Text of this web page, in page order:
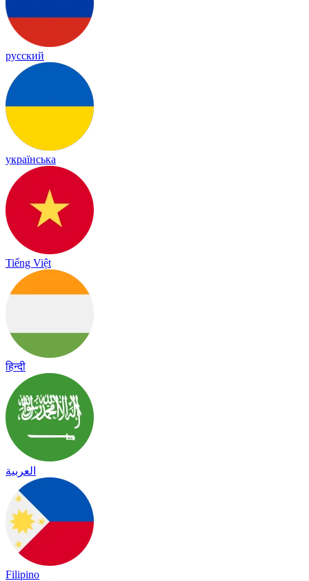
русский
українська
Tiếng Việt
हिन्दी
العربية
Filipino